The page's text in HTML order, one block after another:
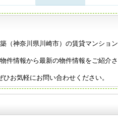
（神奈川県川崎市）の賃貸マンション
件情報から最新の物件情報をご紹介さ
お気軽にお問い合わせください。